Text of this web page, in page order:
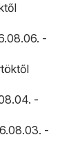
-
-
-